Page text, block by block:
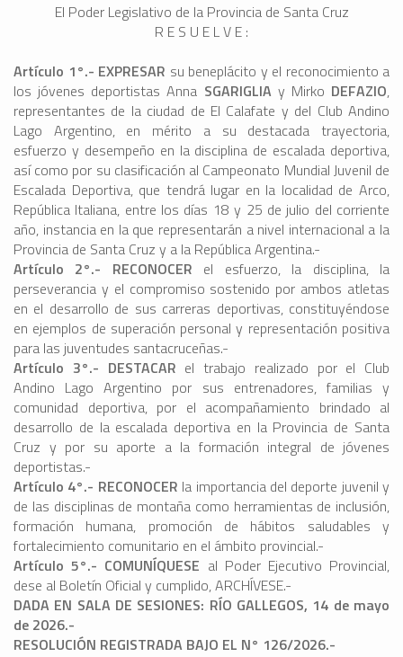
El Poder Legislativo de la Provincia de Santa Cruz
R E S U E L V E :
Artículo 1°.- EXPRESAR su beneplácito y el reconocimiento a
los jóvenes deportistas Anna SGARIGLIAy Mirko DEFAZIO,
representantes de la ciudad de El Calafate y del Club Andino
Lago Argentino, en mérito a su destacada trayectoria,
esfuerzo y desempeño en la disciplina de escalada deportiva,
así como por su clasificación al Campeonato Mundial Juvenil de
Escalada Deportiva, que tendrá lugar en la localidad de Arco,
República Italiana, entre los días 18 y 25 de julio del corriente
año, instancia en la que representarán a nivel internacional a la
Provincia de Santa Cruz y a la República Argentina.-
Artículo 2°.- RECONOCER el esfuerzo, la disciplina, la
perseverancia y el compromiso sostenido por ambos atletas
en el desarrollo de sus carreras deportivas, constituyéndose
en ejemplos de superación personal y representación positiva
para las juventudes santacruceñas.-
Artículo 3°.- DESTACAR el trabajo realizado por el Club
Andino Lago Argentino por sus entrenadores, familias y
comunidad deportiva, por el acompañamiento brindado al
desarrollo de la escalada deportiva en la Provincia de Santa
Cruz y por su aporte a la formación integral de jóvenes
deportistas.-
Artículo 4°.- RECONOCER la importancia del deporte juvenil y
de las disciplinas de montaña como herramientas de inclusión,
formación humana, promoción de hábitos saludables y
fortalecimiento comunitario en el ámbito provincial.-
Artículo 5°.- COMUNÍQUESE al Poder Ejecutivo Provincial,
dese al Boletín Oficial y cumplido, ARCHÍVESE.-
DADA EN SALA DE SESIONES: RÍO GALLEGOS, 14 de mayo
de 2026.-
RESOLUCIÓN REGISTRADA BAJO EL N° 126/2026.-